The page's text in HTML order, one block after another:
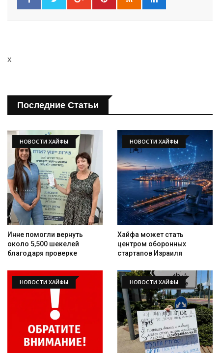
Искать
x
Последние Статьи
НОВОСТИ ХАЙФЫ
Инне помогли вернуть
около 5,500 шекелей
благодаря проверке
НОВОСТИ ХАЙФЫ
Хайфа может стать
центром оборонных
стартапов Израиля
НОВОСТИ ХАЙФЫ НОВОСТИ ХАЙФЫ